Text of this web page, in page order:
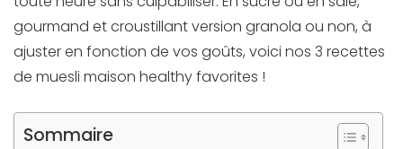
gourmand et croustillant version granola ou non, à
ajuster en fonction de vos goûts, voici nos 3 recettes
de muesli maison healthy favorites !
Sommaire